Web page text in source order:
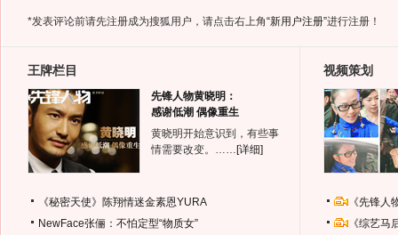
*发表评论前请先注册成为搜狐用户，请点击右上角“新用户注册”进行注册！
王牌栏目
先锋人物黄晓明：
感谢低潮 偶像重生
黄晓明开始意识到，有些事
情需要改变。…… [详细]
《秘密天使》陈翔情迷金素恩YURA
NewFace张俪：不怕定型“物质女”
视频策划
《先锋
《综艺